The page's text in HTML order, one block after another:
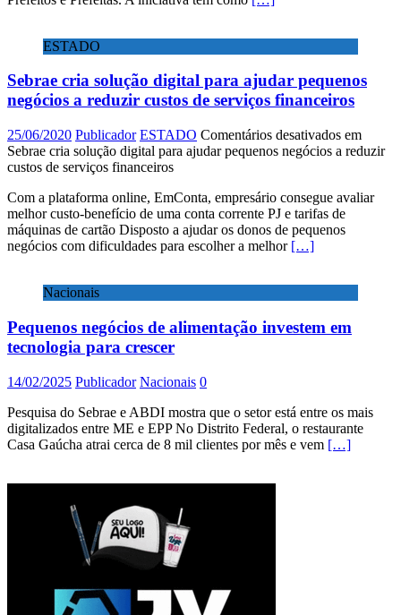
ESTADO
Sebrae cria solução digital para ajudar pequenos
negócios a reduzir custos de serviços financeiros
25/06/2020 Publicador ESTADO Comentários desativados em
Sebrae cria solução digital para ajudar pequenos negócios a reduzir
custos de serviços financeiros
Com a plataforma online, EmConta, empresário consegue avaliar
melhor custo-benefício de uma conta corrente PJ e tarifas de
máquinas de cartão Disposto a ajudar os donos de pequenos
negócios com dificuldades para escolher a melhor […]
Nacionais
Pequenos negócios de alimentação investem em
tecnologia para crescer
14/02/2025 Publicador Nacionais 0
Pesquisa do Sebrae e ABDI mostra que o setor está entre os mais
digitalizados entre ME e EPP No Distrito Federal, o restaurante
Casa Gaúcha atrai cerca de 8 mil clientes por mês e vem […]